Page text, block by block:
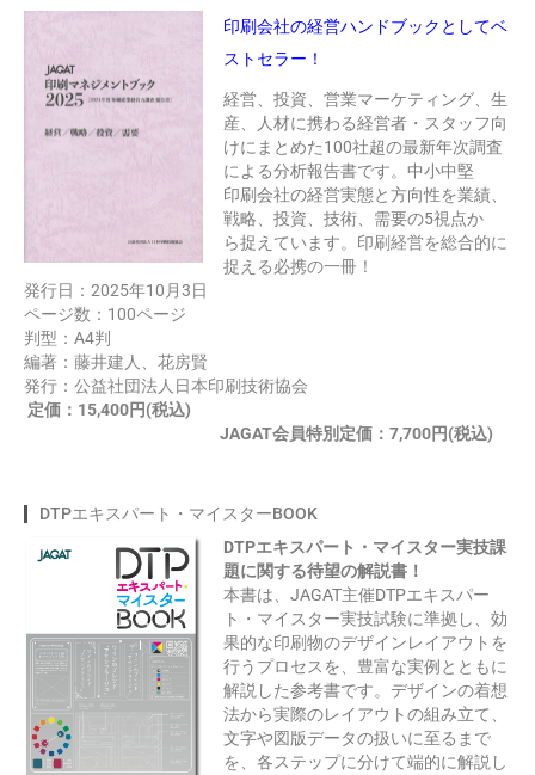
印刷会社の経営ハンドブックとしてベ
ストセラー！
経営、投資、営業マーケティング、生
産、人材に携わる経営者・スタッフ向
けにまとめた100社超の最新年次調査
による分析報告書です。中小中堅
印刷会社の経営実態と方向性を業績、
戦略、投資、技術、需要の5視点か
ら捉えています。 印刷経営を総合的に
捉える必携の一冊！
発行日：2025年10月3日
ページ数：100ページ
判型：A4判
編著：藤井建人、花房賢
発行：公益社団法人日本印刷技術協会
定価：15,400円(税込)
JAGAT会員特別定価：7,700円(税込)
DTPエキスパート・マイスターBOOK
DTPエキスパート・マイスター実技課
題に関する待望の解説書！
本書は、JAGAT主催DTPエキスパー
ト・マイスター実技試験に準拠し、効
果的な印刷物のデザインレイアウトを
行うプロセスを、豊富な実例とともに
解説した参考書です。デザインの着想
法から実際のレイアウトの組み立て、
文字や図版データの扱いに至るまで
を、各ステップに分けて端的に解説し